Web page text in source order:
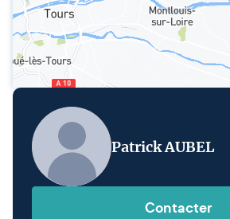
Patrick AUBEL
Contacter